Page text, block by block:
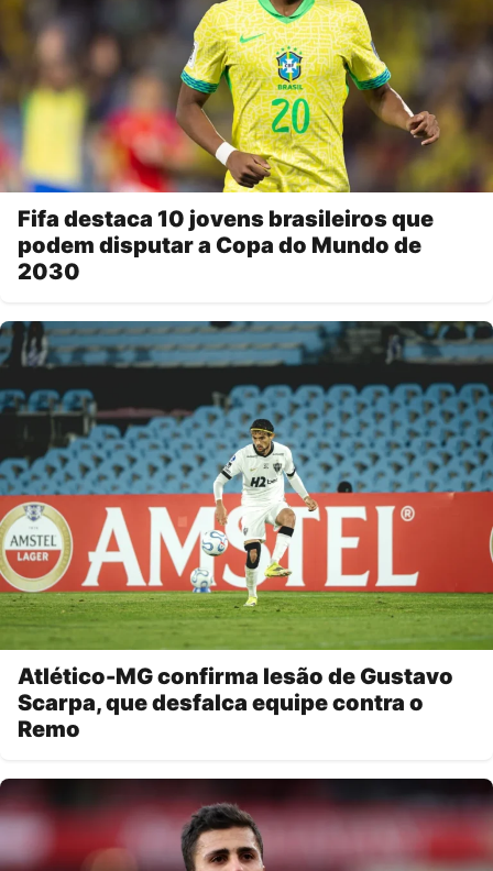
Fifa destaca 10 jovens brasileiros que
podem disputar a Copa do Mundo de
2030
Atlético-MG confirma lesão de Gustavo
Scarpa, que desfalca equipe contra o
Remo